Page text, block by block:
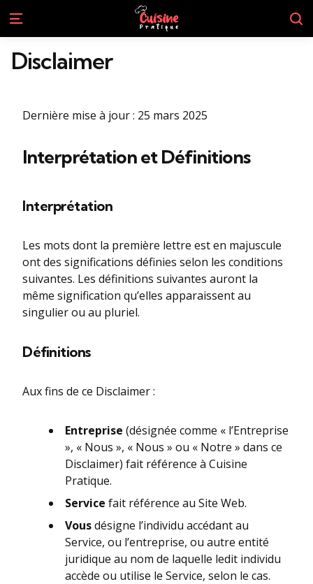
Menu
Disclaimer
Dernière mise à jour : 25 mars 2025
Interprétation et Définitions
Interprétation
Les mots dont la première lettre est en majuscule
ont des significations définies selon les conditions
suivantes. Les définitions suivantes auront la
même signification qu’elles apparaissent au
singulier ou au pluriel.
Définitions
Aux fins de ce Disclaimer :
Entreprise (désignée comme « l’Entreprise
», « Nous », « Nous » ou « Notre » dans ce
Disclaimer) fait référence à Cuisine
Pratique.
Service fait référence au Site Web.
Vousdésigne l’individu accédant au
Service, ou l’entreprise, ou autre entité
juridique au nom de laquelle ledit individu
accède ou utilise le Service, selon le cas.